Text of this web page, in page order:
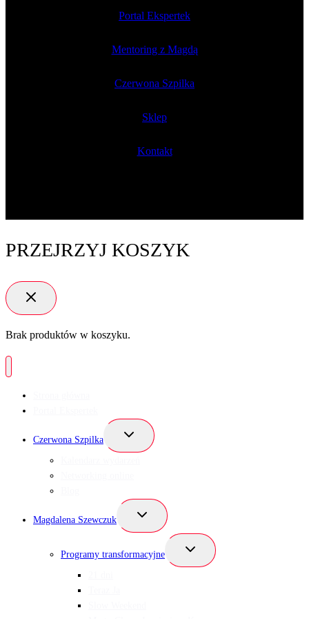
Portal Ekspertek
Mentoring z Magdą
Czerwona Szpilka
Sklep
Kontakt
PRZEJRZYJ KOSZYK
Brak produktów w koszyku.
Czerwona Szpilka
Przełącz
podrzędne
Magdalena Szewczuk
Przełącz
podrzędne
Programy transformacyjne
Przełącz
podrzędne